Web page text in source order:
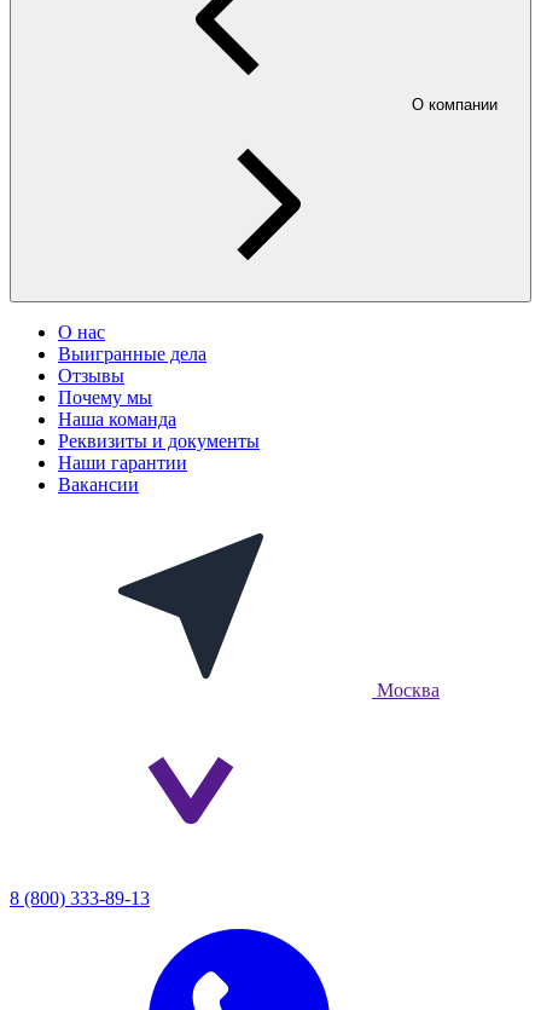
О компании
О нас
Выигранные дела
Отзывы
Почему мы
Наша команда
Реквизиты и документы
Наши гарантии
Вакансии
Москва
8 (800) 333-89-13